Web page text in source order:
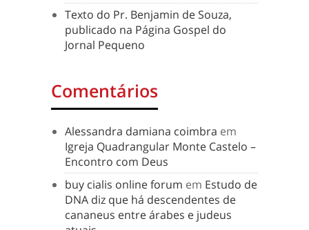
Texto do Pr. Benjamin de Souza,
publicado na Página Gospel do
Jornal Pequeno
Comentários
Alessandra damiana coimbra em
Igreja Quadrangular Monte Castelo –
Encontro com Deus
buy cialis online forum em Estudo de
DNA diz que há descendentes de
cananeus entre árabes e judeus